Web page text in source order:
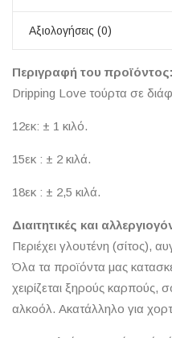
Αξιολογήσεις (0)
Περιγραφή του προϊόντος:
Dripping Love τούρτα σε
12εκ: ± 1 κιλό.
15εκ : ± 2 κιλά.
18εκ : ± 2,5 κιλά.
Διαιτητικές και
Περιέχει γλουτένη (σίτος),
Όλα τα προϊόντα μας
χειρίζεται ξηρούς καρπούς,
αλκοόλ. Ακατάλληλο για